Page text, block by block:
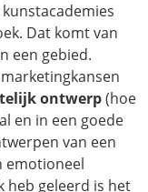
Dat komt van
een gebied.
ontwerp(hoe
en in een goede
van een
emotioneel
heb geleerd is het